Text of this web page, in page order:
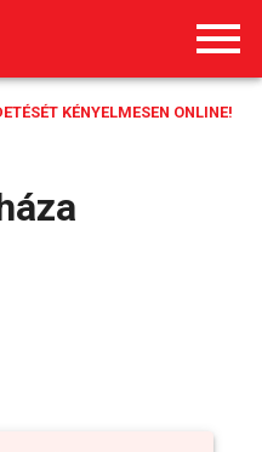
KÉNYELMESEN ONLINE!